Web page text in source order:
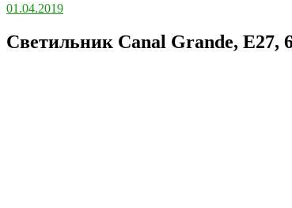
01.04.2019
Светильник Canal Grande, E27,